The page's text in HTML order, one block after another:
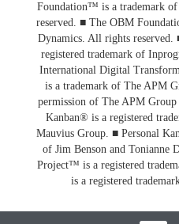
Foundation™ is a trademark
reserved. ■ The OBM
Dynamics. All rights
registered trademark of
International Digital
is a trademark of The APM
permission of The APM
Kanban® is a registered
Mauvius Group. ■ Personal
of Jim Benson and Tonianne
Project™ is a registered
is a registered